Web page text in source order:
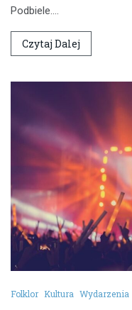
Podbiele.…
Czytaj Dalej
Folklor Kultura Wydarzenia